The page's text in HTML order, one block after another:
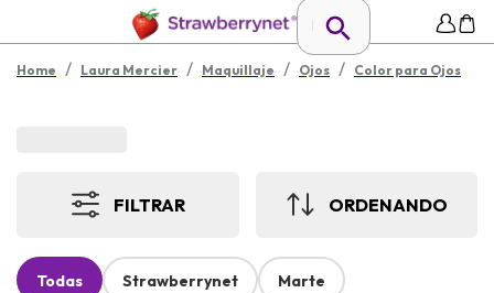
Home / Laura Mercier / Maquillaje / Ojos / Color para Ojos
FILTRAR ORDENANDO
Todas Strawberrynet Marte